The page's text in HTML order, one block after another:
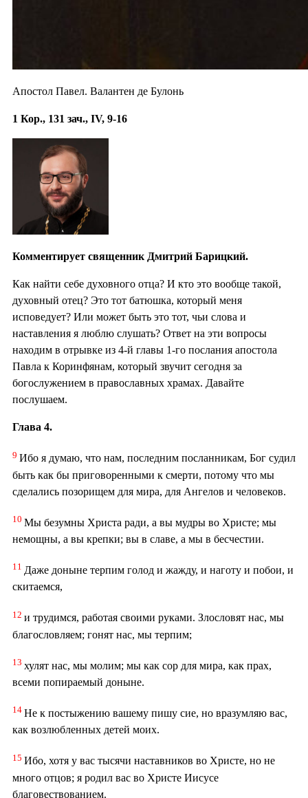
Апостол Павел. Валантен де Булонь
1 Кор., 131 зач., IV, 9-16
Комментирует священник Дмитрий Барицкий.
Как найти себе духовного отца? И кто это вообще такой,
духовный отец? Это тот батюшка, который меня
исповедует? Или может быть это тот, чьи слова и
наставления я люблю слушать? Ответ на эти вопросы
находим в отрывке из 4-й главы 1-го послания апостола
Павла к Коринфянам, который звучит сегодня за
богослужением в православных храмах. Давайте
послушаем.
Глава 4.
9 Ибо я думаю, что нам, последним посланникам, Бог судил
быть как бы приговоренными к смерти, потому что мы
сделались позорищем для мира, для Ангелов и человеков.
10 Мы безумны Христа ради, а вы мудры во Христе; мы
немощны, а вы крепки; вы в славе, а мы в бесчестии.
11 Даже доныне терпим голод и жажду, и наготу и побои, и
скитаемся,
12 и трудимся, работая своими руками. Злословят нас, мы
благословляем; гонят нас, мы терпим;
13 хулят нас, мы молим; мы как сор для мира, как прах,
всеми попираемый доныне.
14 Не к постыжению вашему пишу сие, но вразумляю вас,
как возлюбленных детей моих.
15 Ибо, хотя у вас тысячи наставников во Христе, но не
много отцов; я родил вас во Христе Иисусе
благовествованием.